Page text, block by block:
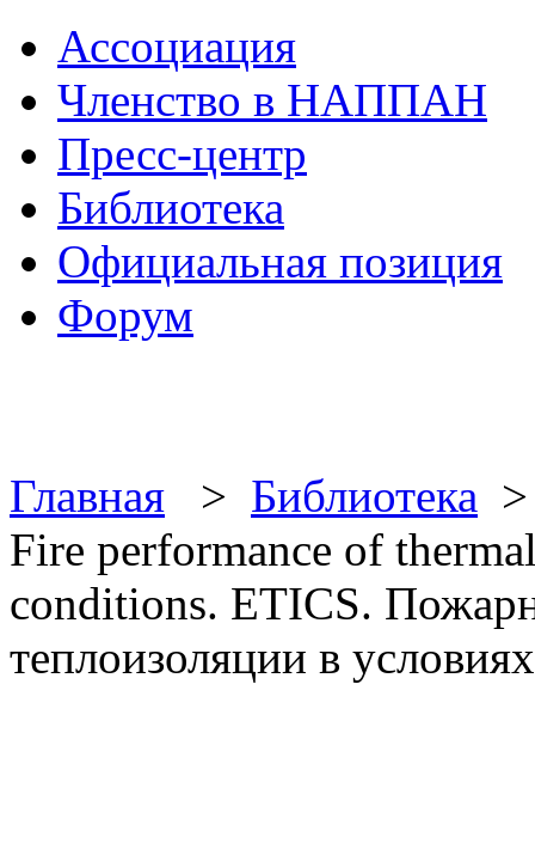
Ассоциация
Членство в НАППАН
Пресс-центр
Библиотека
Официальная позиция
Форум
Главная > Библиотека
Fire performance of
conditions. ETICS.
теплоизоляции в